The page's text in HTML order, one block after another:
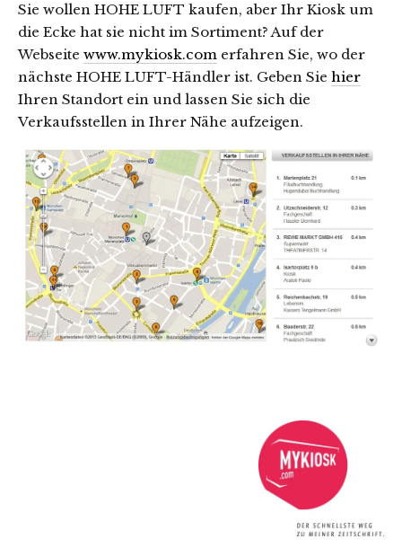
Sie wollen HOHE LUFT kaufen, aber Ihr Kiosk um
die Ecke hat sie nicht im Sortiment? Auf der
Webseite www.mykiosk.com erfahren Sie, wo der
nächste HOHE LUFT-Händler ist. Geben Sie hier
Ihren Standort ein und lassen Sie sich die
Verkaufsstellen in Ihrer Nähe aufzeigen.